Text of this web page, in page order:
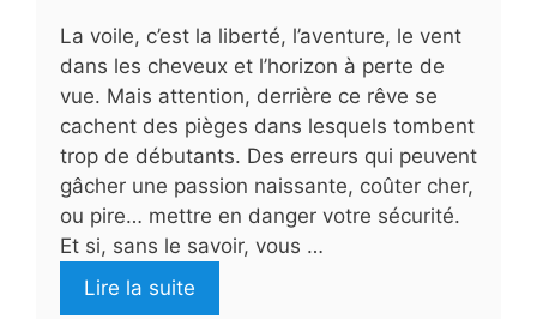
La voile, c’est la liberté, l’aventure, le vent
dans les cheveux et l’horizon à perte de
vue. Mais attention, derrière ce rêve se
cachent des pièges dans lesquels tombent
trop de débutants. Des erreurs qui peuvent
gâcher une passion naissante, coûter cher,
ou pire… mettre en danger votre sécurité.
Et si, sans le savoir, vous …
Lire la suite